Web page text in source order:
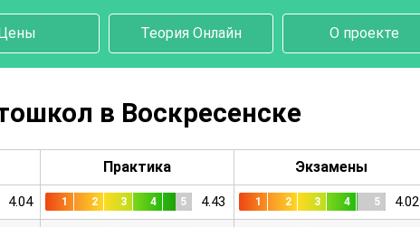
Теория Онлайн О проекте
в Воскресенске
Практика Экзамены
4.04 1 2 3 4 5 4.43 1 2 3 4 5 4.02